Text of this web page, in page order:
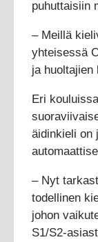
puhuttaisiin
– Meillä
yhteisessä
ja huoltajien
Eri
äidinkieli on
– Nyt
todellinen
johon
S1/S2-